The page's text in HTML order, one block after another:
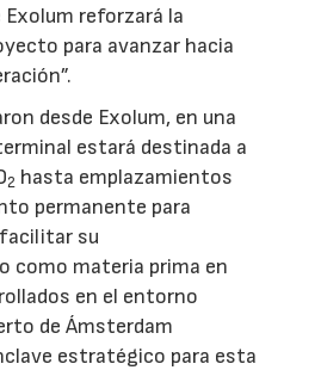
reforzará la
para avanzar hacia
desde Exolum, en una
estará destinada a
2 hasta emplazamientos
permanente para
su
como materia prima en
en el entorno
de Ámsterdam
estratégico para esta